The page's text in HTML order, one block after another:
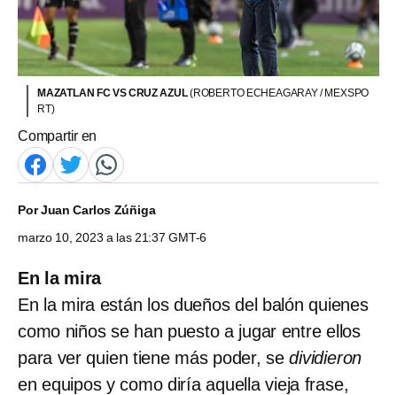
MAZATLAN FC VS CRUZ AZUL(ROBERTO ECHEAGARAY / MEXSPO
RT)
Compartir en
PorJuan Carlos Zúñiga
marzo 10, 2023 a las 21:37 GMT-6
En la mira
En la mira están los dueños del balón quienes
como niños se han puesto a jugar entre ellos
para ver quien tiene más poder, sedividieron
en equipos y como diría aquella vieja frase,